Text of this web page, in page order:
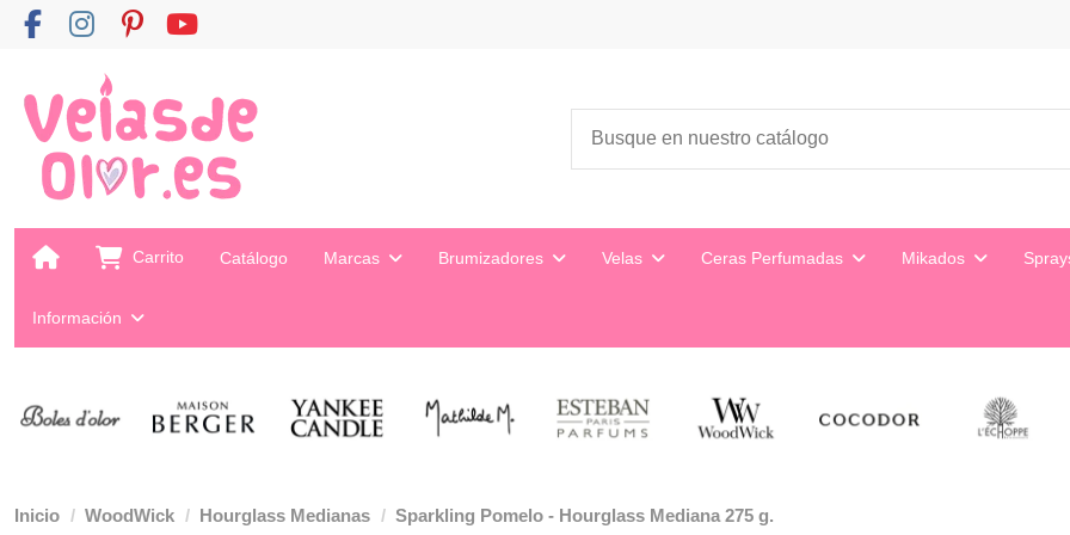
Carrito Catálogo Marcas Brumizadores Velas Ceras Perfumadas Mikados
Información
Inicio WoodWick Hourglass Medianas Sparkling Pomelo - Hourglass Mediana 275 g.